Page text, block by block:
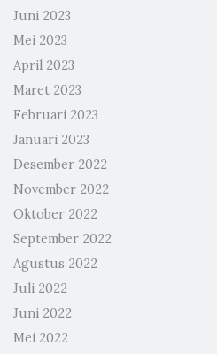
Juni 2023
Mei 2023
April 2023
Maret 2023
Februari 2023
Januari 2023
Desember 2022
November 2022
Oktober 2022
September 2022
Agustus 2022
Juli 2022
Juni 2022
Mei 2022